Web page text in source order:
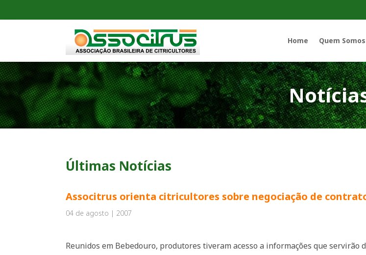
Home Quem Somos
Últimas Notícias
Associtrus orienta citricultores sobre negociação de
04 de agosto | 2007
Reunidos em Bebedouro, produtores tiveram acesso a informações que servirão